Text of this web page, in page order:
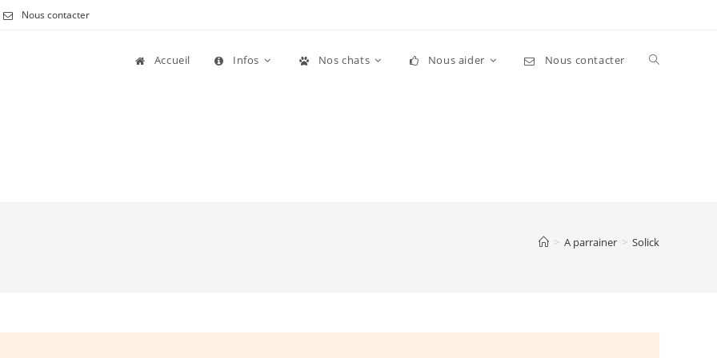
Nous contacter
Accueil Infos Nos chats Nous aider Nous contacter Toggle
> A parrainer > Solick